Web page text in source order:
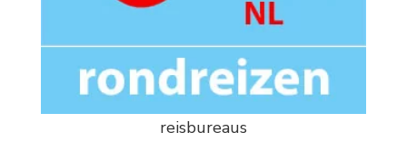
reisbureaus